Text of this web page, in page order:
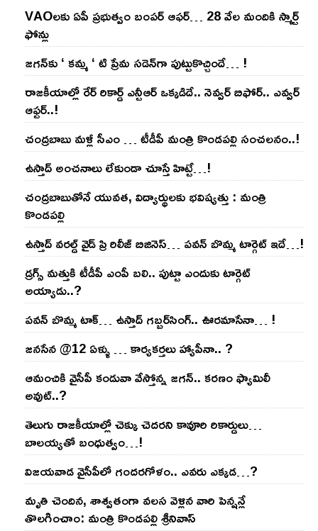
VAOల‌కు ఏపీ ప్ర‌భుత్వం బంప‌ర్ ఆఫ‌ర్‌… 28 వేల మందికి స్మార్ట్
ఫోన్లు
జ‌గ‌న్‌కు ‘ క‌మ్మ ‘ టి ప్రేమ స‌డెన్‌గా పుట్టుకొచ్చిందే… !
రాజ‌కీయాల్లో రేర్ రికార్డ్ ఎన్టీఆర్ ఒక్క‌డిదే.. నెవ్వ‌ర్ బిఫోర్‌.. ఎవ్వ‌ర్
ఆఫ్ట‌ర్‌..!
చంద్ర‌బాబు మ‌ళ్లీ సీఎం … టీడీపీ మంత్రి కొండ‌ప‌ల్లి సంచ‌ల‌నం..!
ఉస్తాద్ అంచ‌నాలు లేకుండా చూస్తే హిట్టే…!
చంద్ర‌బాబుతోనే యువ‌త‌, విద్యార్థుల‌కు భ‌విష్య‌త్తు : మంత్రి
కొండ‌ప‌ల్లి
ఉస్తాద్ వ‌ర‌ల్డ్ వైడ్ ప్రి రిలీజ్ బిజినెస్‌… ప‌వ‌న్ బొమ్మ టార్గెట్ ఇదే…!
డ్రగ్స్ మత్తుకి టీడీపీ ఎంపీ బలి.. పుట్టా ఎందుకు టార్గెట్
అయ్యాడు..?
ప‌వ‌న్ బొమ్మ టాక్‌… ఉస్తాద్ గ‌బ్బ‌ర్‌సింగ్‌.. ఊర‌మాసేనా… !
జనసేన @12 ఏళ్ళు … కార్యకర్తలు హ్యాపీనా.. ?
ఆమంచికి వైసీపీ కండువా వేస్తోన్న జ‌గ‌న్‌.. క‌ర‌ణం ఫ్యామిలీ
అవుట్‌..?
తెలుగు రాజ‌కీయాల్లో చెక్కు చెద‌ర‌ని కావూరి రికార్డులు…
బాల‌య్యతో బంధుత్వం…!
విజ‌య‌వాడ వైసీపీలో గంద‌ర‌గోళం.. ఎవ‌రు ఎక్క‌డ‌…?
మృతి చెందిన, శాశ్వతంగా వలస వెళ్లిన వారి పెన్ష‌న్లే
తొల‌గించాం: మంత్రి కొండపల్లి శ్రీనివాస్